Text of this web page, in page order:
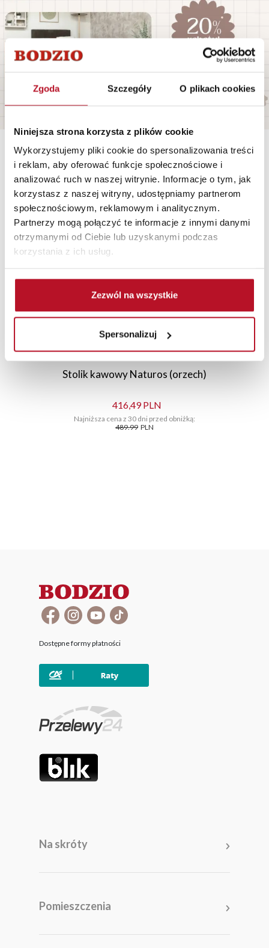
Zgoda Szczegóły O plikach cookies
Niniejsza strona korzysta z plików cookie
Wykorzystujemy pliki cookie do spersonalizowania treści
i reklam, aby oferować funkcje społecznościowe i
analizować ruch w naszej witrynie. Informacje o tym, jak
korzystasz z naszej witryny, udostępniamy partnerom
społecznościowym, reklamowym i analitycznym.
Partnerzy mogą połączyć te informacje z innymi danymi
otrzymanymi od Ciebie lub uzyskanymi podczas
korzystania z ich usług.
Zezwól na wszystkie
Spersonalizuj
Polecane Nowości Sale
Stolik kawowy Naturos (orzech)
416,49 PLN
Najniższa cena z 30 dni przed obniżką:
489.99 PLN
Dostępne formy płatności
Na skróty
Pomieszczenia